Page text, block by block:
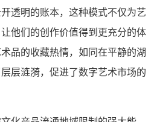
透明的账本，这种模式不仅为艺
他们的创作价值得到更充分的体
品的收藏热情，如同在平静的湖
层涟漪，促进了数字艺术市场的